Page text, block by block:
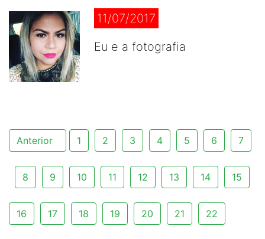
11/07/2017
Eu e a fotografia
Anterior 1 2 3 4 5 6 7
8 9 10 11 12 13 14 15
16 17 18 19 20 21 22